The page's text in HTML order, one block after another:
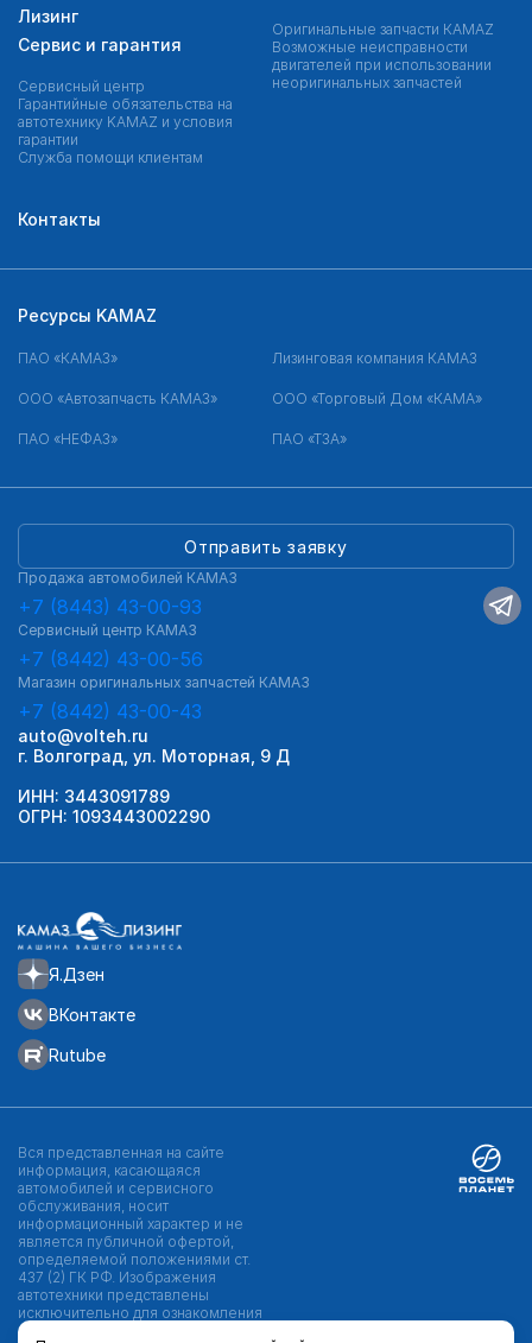
Лизинг
Сервис и гарантия
Сервисный центр
Гарантийные обязательства на
автотехнику KAMAZ и условия
гарантии
Служба помощи клиентам
Оригинальные запчасти КAMAZ
Возможные неисправности
двигателей при использовании
неоригинальных запчастей
Контакты
Я.Дзен
ВКонтакте
Rutube
Отправить заявку
Продажа автомобилей КАМАЗ
+7 (8443) 43-00-93
Сервисный центр КАМАЗ
+7 (8442) 43-00-56
Магазин оригинальных запчастей КАМАЗ
+7 (8442) 43-00-43
auto@volteh.ru
г. Волгоград, ул. Моторная, 9 Д
ИНН: 3443091789
ОГРН: 1093443002290
Ресурсы KAMAZ
ПАО «КАМАЗ» Лизинговая компания КАМАЗ
ООО «Автозапчасть КАМАЗ» ООО «Торговый Дом «КАМА»
ПАО «НЕФАЗ» ПАО «ТЗА»
Вся представленная на сайте
информация, касающаяся
автомобилей и сервисного
обслуживания, носит
информационный характер и не
является публичной офертой,
определяемой положениями ст.
437 (2) ГК РФ. Изображения
автотехники представлены
исключительно для ознакомления
и могут отличаться от реальных.